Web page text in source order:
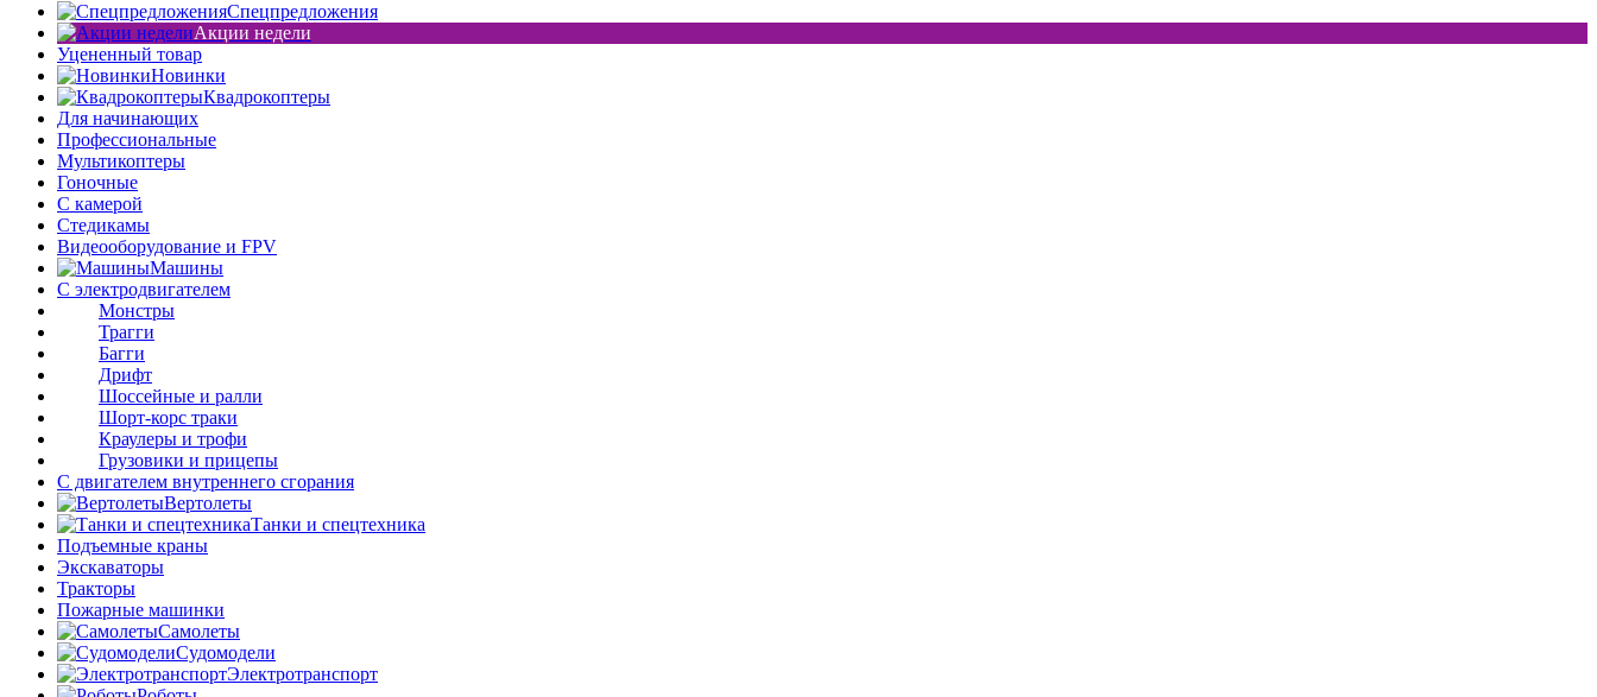
Спецпредложения
Акции недели
Уцененный товар
Новинки
Квадрокоптеры
Для начинающих
Профессиональные
Мультикоптеры
Гоночные
C камерой
Стедикамы
Видеооборудование и FPV
Машины
С электродвигателем
Монстры
Трагги
Багги
Дрифт
Шоссейные и ралли
Шорт-корс траки
Краулеры и трофи
Грузовики и прицепы
С двигателем внутреннего сгорания
Вертолеты
Танки и спецтехника
Подъемные краны
Экскаваторы
Тракторы
Пожарные машинки
Самолеты
Судомодели
Электротранспорт